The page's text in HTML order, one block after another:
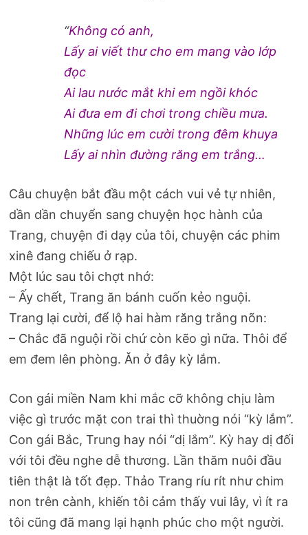
“Không có anh,
Lấy ai viết thư cho em mang vào lớp
đọc
Ai lau nước mắt khi em ngồi khóc
Ai đưa em đi chơi trong chiều mưa.
Những lúc em cười trong đêm khuya
Lấy ai nhìn đường răng em trắng…
Câu chuyện bắt đầu một cách vui vẻ tự nhiên,
dần dần chuyển sang chuyện học hành của
Trang, chuyện đi dạy của tôi, chuyện các phim
xinê đang chiếu ở rạp.
Một lúc sau tôi chợt nhớ:
– Ấy chết, Trang ăn bánh cuốn kẻo nguội.
Trang lại cười, để lộ hai hàm răng trắng nõn:
– Chắc đã nguội rồi chứ còn kẽo gì nữa. Thôi để
em đem lên phòng. Ăn ở đây kỳ lắm.
Con gái miền Nam khi mắc cỡ không chịu làm
việc gì trước mặt con trai thì thuờng nói “kỳ lắm”.
Con gái Bắc, Trung hay nói “dị lắm”. Kỳ hay dị đối
với tôi đều nghe dễ thương. Lần thăm nuôi đầu
tiên thật là tốt đẹp. Thảo Trang ríu rít như chim
non trên cành, khiến tôi cảm thấy vui lây, vì ít ra
tôi cũng đã mang lại hạnh phúc cho một người.